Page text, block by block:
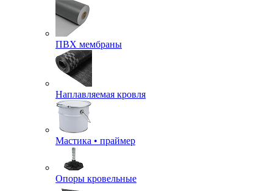
ПВХ мембраны
Наплавляемая кровля
Мастика • праймер
Опоры кровельные